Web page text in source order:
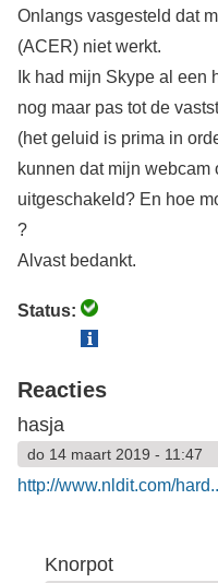
Onlangs vasgesteld dat
(ACER) niet werkt.
Ik had mijn Skype al een
nog maar pas tot de
(het geluid is prima in
kunnen dat mijn
uitgeschakeld? En hoe
?
Alvast bedankt.
Status:
Reacties
hasja
do 14 maart 2019 - 11:47
http://www.nldit.com/
Knorpot